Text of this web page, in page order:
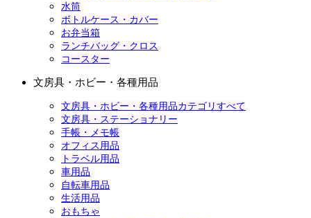
水筒
ボトルケース・カバー
お弁当箱
ランチバッグ・クロス
コースター
文房具・ホビー・各種用品
文房具・ホビー・各種用品カテゴリすべて
文房具・ステーショナリー
手帳・メモ帳
オフィス用品
トラベル用品
車用品
自転車用品
生活用品
おもちゃ